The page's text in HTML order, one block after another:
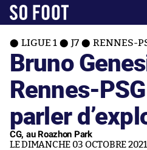
LIGUE 1 J7 RENNES-
Bruno
Rennes-
parler
CG, au Roazhon Park
LE DIMANCHE 03 OCTOBRE